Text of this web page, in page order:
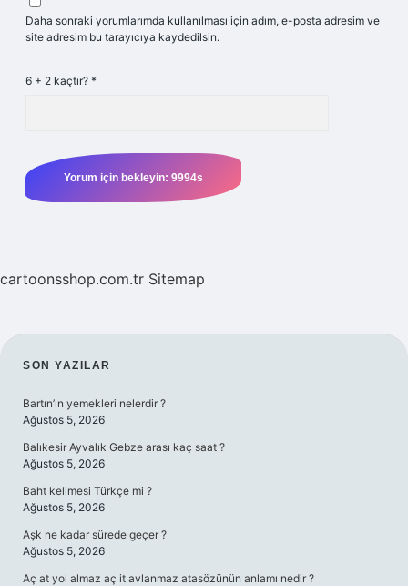
Daha sonraki yorumlarımda kullanılması için adım, e-posta adresim ve
site adresim bu tarayıcıya kaydedilsin.
6 + 2 kaçtır? *
cartoonsshop.com.tr Sitemap
SIDEBAR
SON YAZILAR
Bartın’ın yemekleri nelerdir ?
Ağustos 5, 2026
Balıkesir Ayvalık Gebze arası kaç saat ?
Ağustos 5, 2026
Baht kelimesi Türkçe mi ?
Ağustos 5, 2026
Aşk ne kadar sürede geçer ?
Ağustos 5, 2026
Aç at yol almaz aç it avlanmaz atasözünün anlamı nedir ?